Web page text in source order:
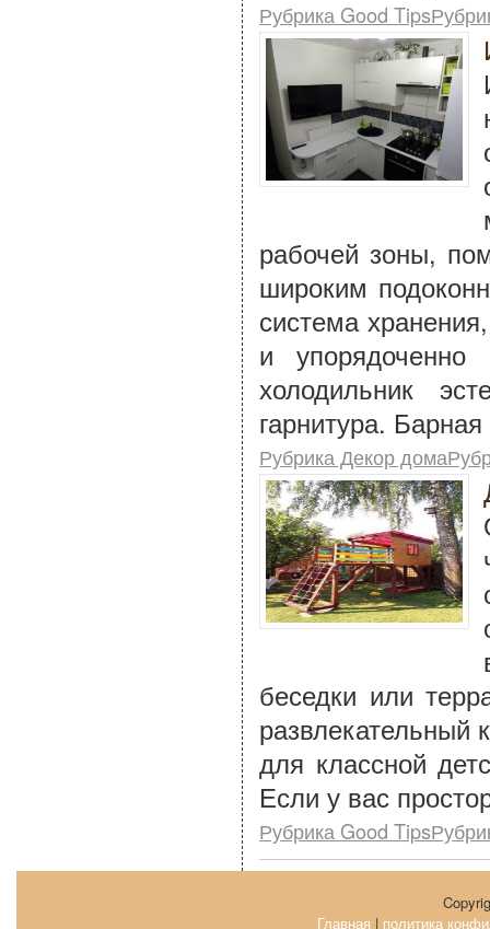
Рубрика Good
рабочей зоны,
широким
система
и упорядоченно
холодильник
гарнитура.
Рубрика Декор
беседки или
развлекательный
для классной
Если у вас
Рубрика Good
Главная | политика